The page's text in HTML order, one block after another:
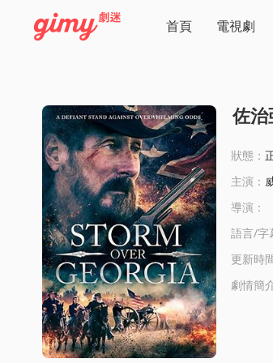
首頁 電視劇
佐
狀態：
主演：
導演：
語言/字
更新時
劇情簡